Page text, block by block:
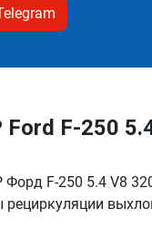
F-250
F-250 5.4 V8
рециркуляции